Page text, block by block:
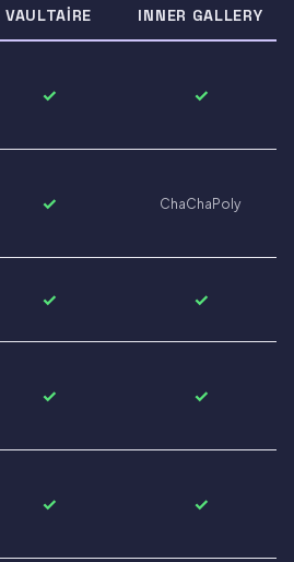
VAULTAIRE INNER GALLERY
✓ ✓
✓ ChaChaPoly
✓ ✓
✓ ✓
✓ ✓